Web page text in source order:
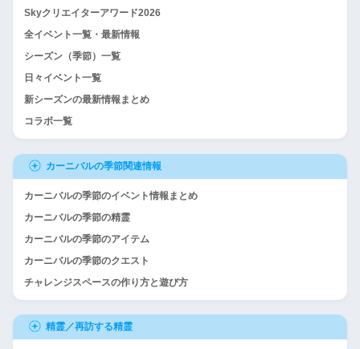
Skyクリエイターアワード2026
全イベント一覧・最新情報
シーズン（季節）一覧
日々イベント一覧
新シーズンの最新情報まとめ
コラボ一覧
カーニバルの季節関連情報
カーニバルの季節のイベント情報まとめ
カーニバルの季節の精霊
カーニバルの季節のアイテム
カーニバルの季節のクエスト
チャレンジスペースの作り方と遊び方
精霊／再訪する精霊